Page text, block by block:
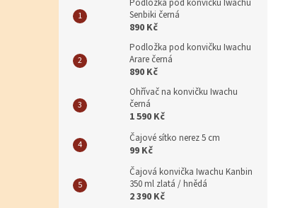
Podložka pod konvičku Iwachu
Senbiki černá
890 Kč
Podložka pod konvičku Iwachu
Arare černá
890 Kč
Ohřívač na konvičku Iwachu
černá
1 590 Kč
Čajové sítko nerez 5 cm
99 Kč
Čajová konvička Iwachu Kanbin
350 ml zlatá / hnědá
2 390 Kč